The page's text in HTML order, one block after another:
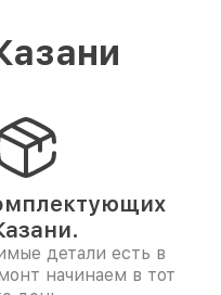
детали есть в
начинаем в тот